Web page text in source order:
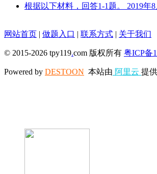
根据以下材料，回答1-1题。 2019
网站首页 | 做题入口 | 联系方式 | 关于我们
© 2015-2026 tpy119.com 版权所有 粤ICP备
Powered by DESTOON 本站由 阿里云 提